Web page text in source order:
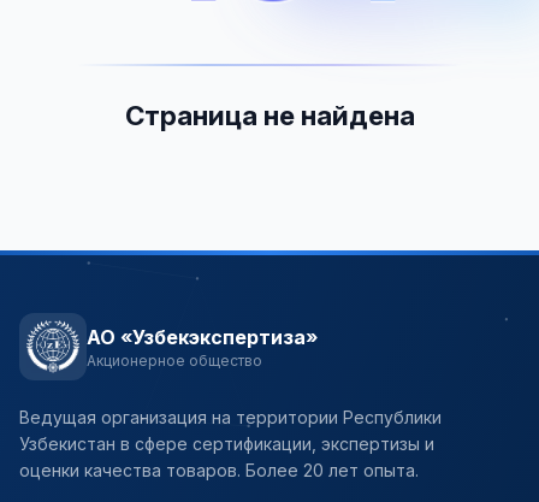
Страница не найдена
АО «Узбекэкспертиза»
Акционерное общество
Ведущая организация на территории Республики
Узбекистан в сфере сертификации, экспертизы и
оценки качества товаров. Более 20 лет опыта.